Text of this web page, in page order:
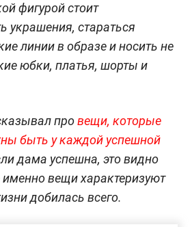
фигурой стоит
украшения, стараться
линии в образе и носить не
юбки, платья, шорты и
провещи, которые
быть у каждой успешной
дама успешна, это видно
именно вещи характеризуют
добилась всего.